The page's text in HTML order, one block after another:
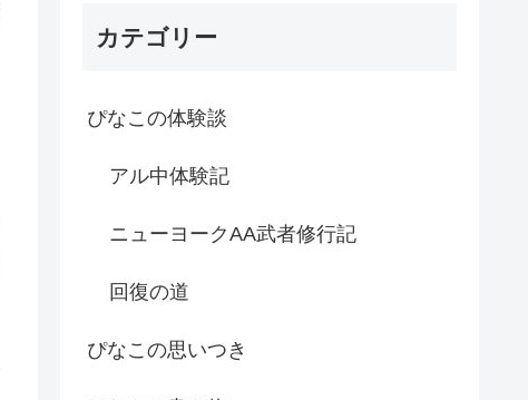
カテゴリー
ぴなこの体験談
アル中体験記
ニューヨークAA武者修行記
回復の道
ぴなこの思いつき